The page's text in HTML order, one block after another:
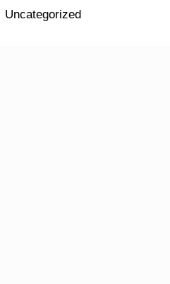
Uncategorized